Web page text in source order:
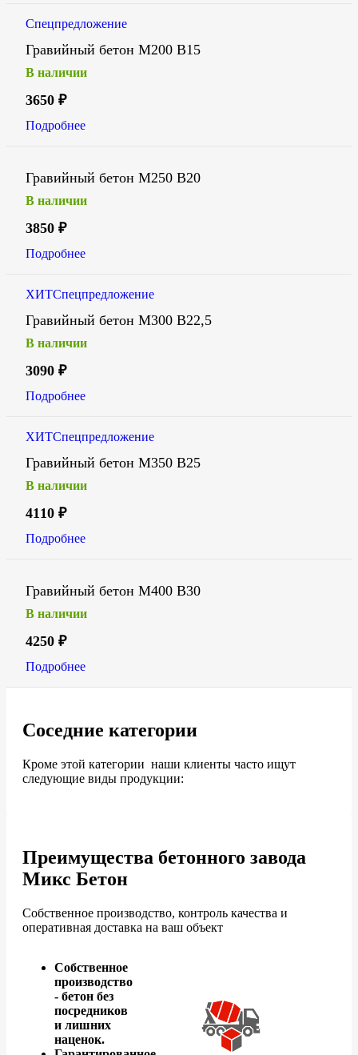
Спецпредложение
Гравийный бетон М200 В15
В наличии
3650 ₽
Подробнее
Гравийный бетон М250 В20
В наличии
3850 ₽
Подробнее
ХИТСпецпредложение
Гравийный бетон М300 В22,5
В наличии
3090 ₽
Подробнее
ХИТСпецпредложение
Гравийный бетон М350 В25
В наличии
4110 ₽
Подробнее
Гравийный бетон М400 В30
В наличии
4250 ₽
Подробнее
Соседние категории
Кроме этой категории наши клиенты часто ищут
следующие виды продукции:
Преимущества бетонного завода
Микс Бетон
Собственное производство, контроль качества и
оперативная доставка на ваш объект
Собственное
производство
- бетон без
посредников
и лишних
наценок.